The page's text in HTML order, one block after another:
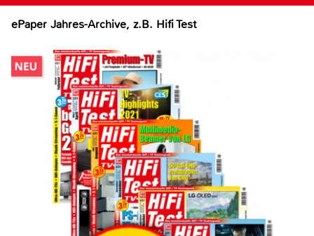
ePaper Jahres-Archive, z.B. Hifi Test